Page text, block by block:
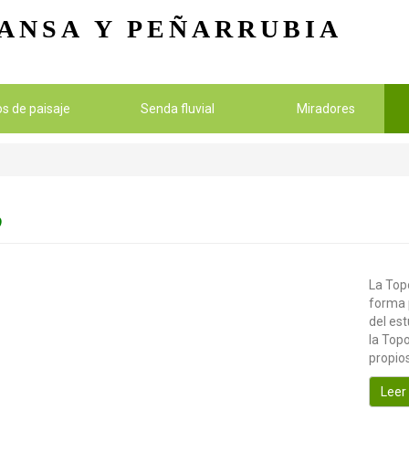
Y PEÑARRUBIA
de paisaje Senda fluvial Miradores
La
forma
del
la